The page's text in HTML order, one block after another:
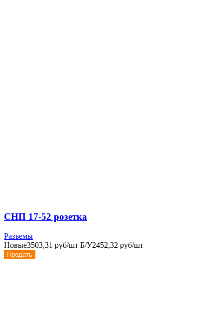
СНП 17-52 розетка
Разъемы
Новые3503,31 руб/шт Б/У2452,32 руб/шт
Продать